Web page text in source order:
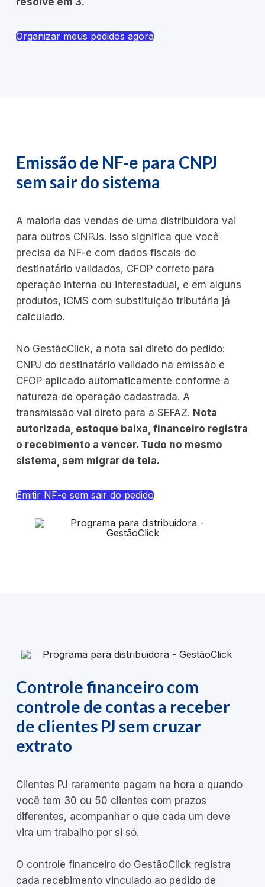
Organizar meus pedidos agora
Emissão de NF-e para CNPJ
sem sair do sistema
A maioria das vendas de uma distribuidora vai
para outros CNPJs. Isso significa que você
precisa da NF-e com dados fiscais do
destinatário validados, CFOP correto para
operação interna ou interestadual, e em alguns
produtos, ICMS com substituição tributária já
calculado.
No GestãoClick, a nota sai direto do pedido:
CNPJ do destinatário validado na emissão e
CFOP aplicado automaticamente conforme a
natureza de operação cadastrada. A
transmissão vai direto para a SEFAZ. Nota
autorizada, estoque baixa, financeiro registra
o recebimento a vencer. Tudo no mesmo
sistema, sem migrar de tela.
Emitir NF-e sem sair do pedido
Controle financeiro com
controle de contas a receber
de clientes PJ sem cruzar
extrato
Clientes PJ raramente pagam na hora e quando
você tem 30 ou 50 clientes com prazos
diferentes, acompanhar o que cada um deve
vira um trabalho por si só.
O controle financeiro do GestãoClick registra
cada recebimento vinculado ao pedido de